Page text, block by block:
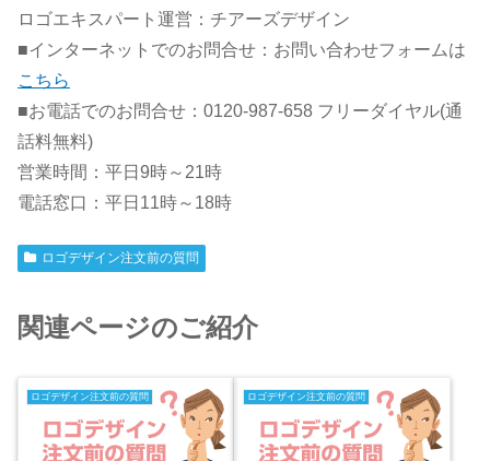
ロゴエキスパート運営：チアーズデザイン
■インターネットでのお問合せ：お問い合わせフォームは
こちら
■お電話でのお問合せ：0120-987-658 フリーダイヤル(通
話料無料)
営業時間：平日9時～21時
電話窓口：平日11時～18時
ロゴデザイン注文前の質問
関連ページのご紹介
ロゴデザイン注文前の質問 ロゴデザイン注文前の質問